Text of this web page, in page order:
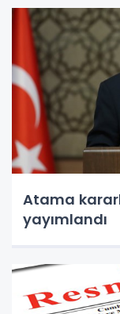
Atama
yayımlandı